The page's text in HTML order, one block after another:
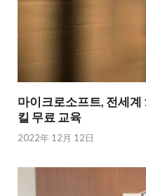
마이크로소프트, 전세
킬 무료 교육
2022年 12月 12日